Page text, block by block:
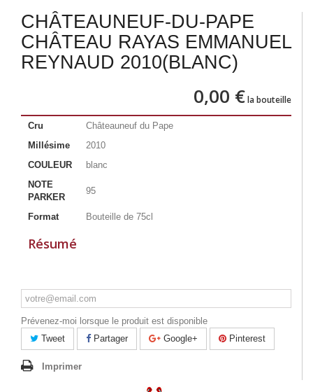
CHÂTEAUNEUF-DU-PAPE
CHÂTEAU RAYAS EMMANUEL
REYNAUD 2010(BLANC)
0,00 €la bouteille
Cru
Châteauneuf du Pape
Millésime
2010
COULEUR
blanc
NOTE
PARKER
95
Format Bouteille de 75cl
Résumé
Prévenez-moi lorsque le produit est disponible
Tweet
Partager Google+ Pinterest
Imprimer